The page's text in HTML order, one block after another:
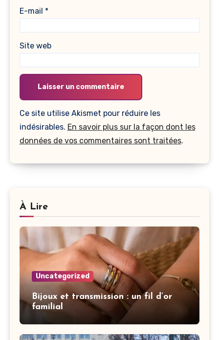
E-mail *
Site web
Ce site utilise Akismet pour réduire les
indésirables. En savoir plus sur la façon dont les
données de vos commentaires sont traitées.
À Lire
Uncategorized
Bijoux et transmission : un fil d’or
familial